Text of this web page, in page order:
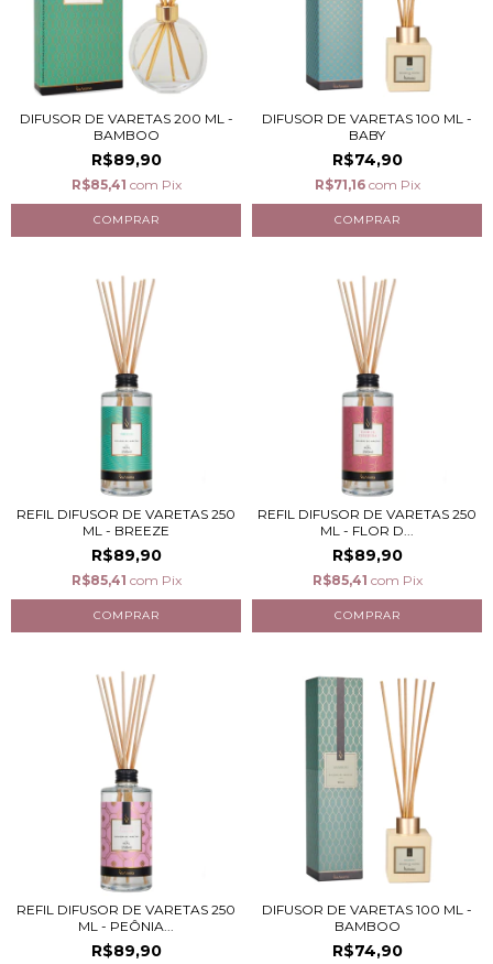
DIFUSOR DE VARETAS 200 ML -
BAMBOO
R$89,90
R$85,41 com Pix
DIFUSOR DE VARETAS 100 ML -
BABY
R$74,90
R$71,16 com Pix
REFIL DIFUSOR DE VARETAS 250
ML - BREEZE
R$89,90
R$85,41 com Pix
REFIL DIFUSOR DE VARETAS 250
ML - FLOR D...
R$89,90
R$85,41 com Pix
REFIL DIFUSOR DE VARETAS 250
ML - PEÔNIA...
R$89,90
DIFUSOR DE VARETAS 100 ML -
BAMBOO
R$74,90